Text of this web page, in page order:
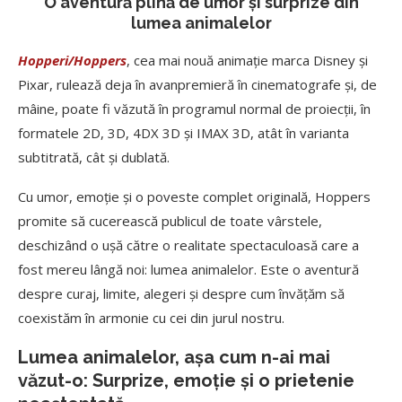
lumea animalelor
Hopperi/Hoppers, cea mai nouă animație marca Disney și
Pixar, rulează deja în avanpremieră în cinematografe și, de
mâine, poate fi văzută în programul normal de proiecții, în
formatele 2D, 3D, 4DX 3D și IMAX 3D, atât în varianta
subtitrată, cât și dublată.
Cu umor, emoție și o poveste complet originală, Hoppers
promite să cucerească publicul de toate vârstele,
deschizând o ușă către o realitate spectaculoasă care a
fost mereu lângă noi: lumea animalelor. Este o aventură
despre curaj, limite, alegeri și despre cum învățăm să
coexistăm în armonie cu cei din jurul nostru.
Lumea animalelor, așa cum n-ai mai
văzut-o: Surprize, emoție și o prietenie